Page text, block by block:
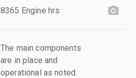
8365 Engine hrs
The main components
are in place and
operational as noted.